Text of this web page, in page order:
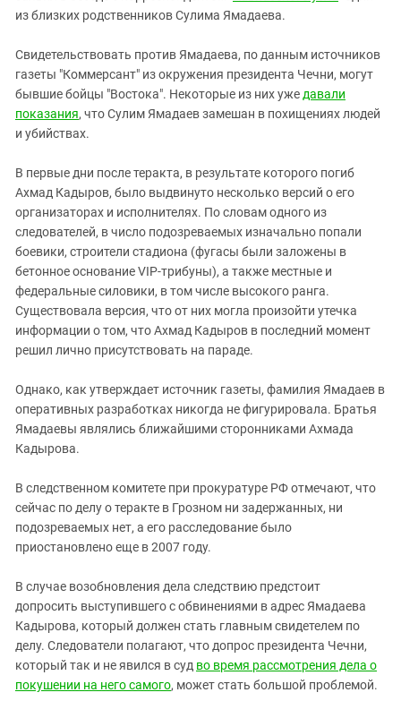
из близких родственников Сулима Ямадаева.
Свидетельствовать против Ямадаева, по данным источников
газеты "Коммерсант" из окружения президента Чечни, могут
бывшие бойцы "Востока". Некоторые из них уже давали
показания, что Сулим Ямадаев замешан в похищениях людей
и убийствах.
В первые дни после теракта, в результате которого погиб
Ахмад Кадыров, было выдвинуто несколько версий о его
организаторах и исполнителях. По словам одного из
следователей, в число подозреваемых изначально попали
боевики, строители стадиона (фугасы были заложены в
бетонное основание VIP-трибуны), а также местные и
федеральные силовики, в том числе высокого ранга.
Существовала версия, что от них могла произойти утечка
информации о том, что Ахмад Кадыров в последний момент
решил лично присутствовать на параде.
Однако, как утверждает источник газеты, фамилия Ямадаев в
оперативных разработках никогда не фигурировала. Братья
Ямадаевы являлись ближайшими сторонниками Ахмада
Кадырова.
В следственном комитете при прокуратуре РФ отмечают, что
сейчас по делу о теракте в Грозном ни задержанных, ни
подозреваемых нет, а его расследование было
приостановлено еще в 2007 году.
В случае возобновления дела следствию предстоит
допросить выступившего с обвинениями в адрес Ямадаева
Кадырова, который должен стать главным свидетелем по
делу. Следователи полагают, что допрос президента Чечни,
который так и не явился в суд во время рассмотрения дела о
покушении на него самого, может стать большой проблемой.